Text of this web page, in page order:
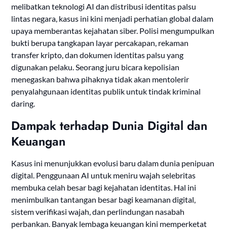
melibatkan teknologi AI dan distribusi identitas palsu
lintas negara, kasus ini kini menjadi perhatian global dalam
upaya memberantas kejahatan siber. Polisi mengumpulkan
bukti berupa tangkapan layar percakapan, rekaman
transfer kripto, dan dokumen identitas palsu yang
digunakan pelaku. Seorang juru bicara kepolisian
menegaskan bahwa pihaknya tidak akan mentolerir
penyalahgunaan identitas publik untuk tindak kriminal
daring.
Dampak terhadap Dunia Digital dan
Keuangan
Kasus ini menunjukkan evolusi baru dalam dunia penipuan
digital. Penggunaan AI untuk meniru wajah selebritas
membuka celah besar bagi kejahatan identitas. Hal ini
menimbulkan tantangan besar bagi keamanan digital,
sistem verifikasi wajah, dan perlindungan nasabah
perbankan. Banyak lembaga keuangan kini memperketat